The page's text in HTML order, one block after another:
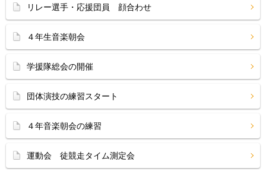
リレー選手・応援団員 顔合わせ
４年生音楽朝会
学援隊総会の開催
団体演技の練習スタート
４年音楽朝会の練習
運動会 徒競走タイム測定会